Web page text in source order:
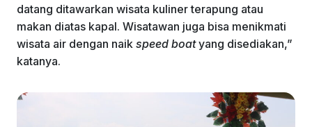
datang ditawarkan wisata kuliner terapung atau
makan diatas kapal. Wisatawan juga bisa menikmati
wisata air dengan naik speed boatyang disediakan,”
katanya.